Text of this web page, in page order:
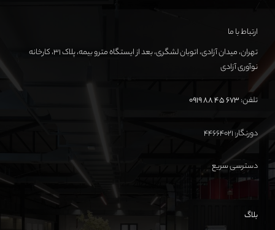
ارتباط با ما
تهران، میدان آزادی، اتوبان لشگری، بعد از ایستگاه مترو بیمه، پلاک ۳۱، کارخانه
نوآوری آزادی
تلفن:673 45 88 0919
دورنگار: ۴۴۶۶۴۰۲۱
دسترسی سریع
بلاگ